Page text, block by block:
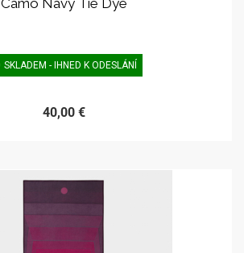
SKLADEM - IHNED K ODESLÁNÍ
40,00 €